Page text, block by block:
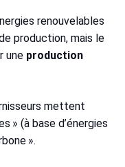
renouvelables
production, mais le
une production
mettent
» (à base d’énergies
».